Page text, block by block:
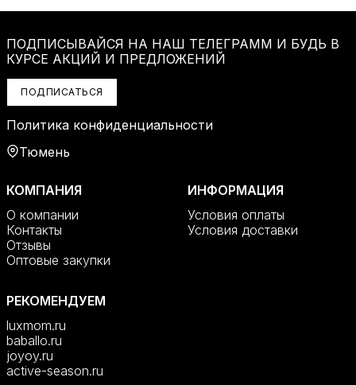
КОМПАНИЯ
О компании
Контакты
Отзывы
Оптовые закупки
ИНФОРМАЦИЯ
Условия оплаты
Условия доставки
РЕКОМЕНДУЕМ
luxmom.ru
baballo.ru
joyoy.ru
active-season.ru
ПОДПИСЫВАЙСЯ НА НАШ ТЕЛЕГРАММ И БУДЬ В
КУРСЕ АКЦИЙ И ПРЕДЛОЖЕНИЙ
ПОДПИСАТЬСЯ
Политика конфиденциальности
Тюмень